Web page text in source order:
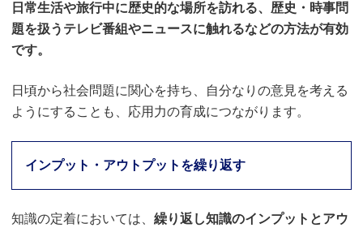
日常生活や旅行中に歴史的な場所を訪れる、歴史・時事問
題を扱うテレビ番組やニュースに触れるなどの方法が有効
です。
日頃から社会問題に関心を持ち、自分なりの意見を考える
ようにすることも、応用力の育成につながります。
インプット・アウトプットを繰り返す
知識の定着においては、繰り返し知識のインプットとアウ